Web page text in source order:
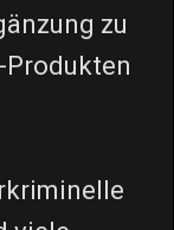
zu
Produkten